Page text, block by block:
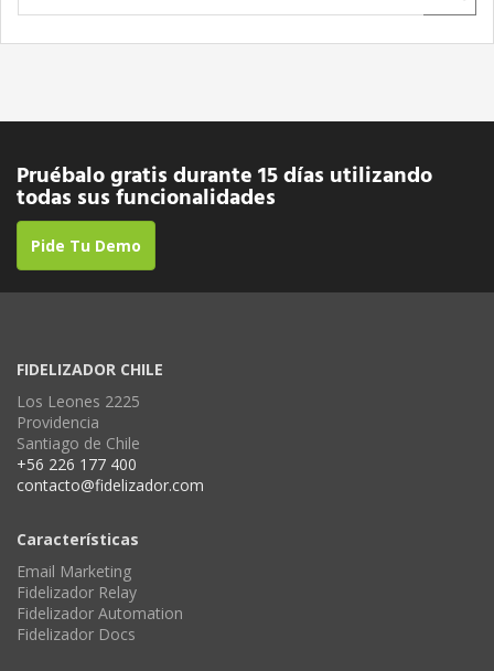
Pruébalo gratis durante 15 días utilizando
todas sus funcionalidades
Pide Tu Demo
FIDELIZADOR CHILE
Los Leones 2225
Providencia
Santiago de Chile
+56 226 177 400
contacto@fidelizador.com
Características
Email Marketing
Fidelizador Relay
Fidelizador Automation
Fidelizador Docs